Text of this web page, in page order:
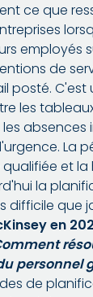
ce que
employés
de
posté. C'est
les
absences
La
et la
la
difficile que
en
personnel
de